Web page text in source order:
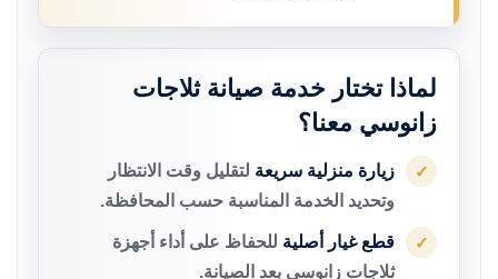
لماذا تختار خدمة صيانة ثلاجات
زانوسي معنا؟
✓ زيارة منزلية سريعة لتقليل وقت الانتظار
وتحديد الخدمة المناسبة حسب المحافظة.
✓ قطع غيار أصلية للحفاظ على أداء أجهزة
ثلاجات زانوسي بعد الصيانة.